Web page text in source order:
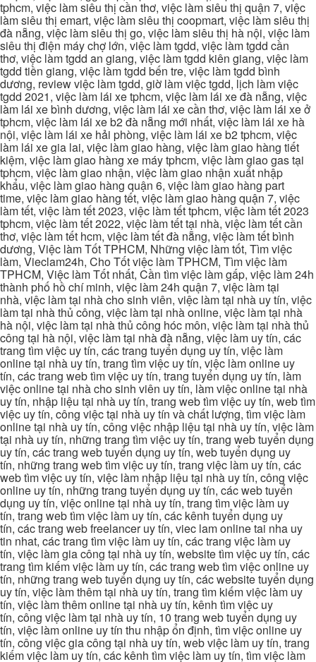
tphcm, việc làm siêu thị cần thơ, việc làm siêu thị quận 7, việc
làm siêu thị emart, việc làm siêu thị coopmart, việc làm siêu thị
đà nẵng, việc làm siêu thị go, việc làm siêu thị hà nội, việc làm
siêu thị điện máy chợ lớn, việc làm tgdd, việc làm tgdd cần
thơ, việc làm tgdd an giang, việc làm tgdd kiên giang, việc làm
tgdd tiền giang, việc làm tgdd bến tre, việc làm tgdd bình
dương, review việc làm tgdd, giờ làm việc tgdd, lịch làm việc
tgdd 2021, việc làm lái xe tphcm, việc làm lái xe đà nẵng, việc
làm lái xe bình dương, việc làm lái xe cần thơ, việc làm lái xe ở
tphcm, việc làm lái xe b2 đà nẵng mới nhất, việc làm lái xe hà
nội, việc làm lái xe hải phòng, việc làm lái xe b2 tphcm, việc
làm lái xe gia lai, việc làm giao hàng, việc làm giao hàng tiết
kiệm, việc làm giao hàng xe máy tphcm, việc làm giao gas tại
tphcm, việc làm giao nhận, việc làm giao nhận xuất nhập
khẩu, việc làm giao hàng quận 6, việc làm giao hàng part
time, việc làm giao hàng tết, việc làm giao hàng quận 7, việc
làm tết, việc làm tết 2023, việc làm tết tphcm, việc làm tết 2023
tphcm, việc làm tết 2022, việc làm tết tại nhà, việc làm tết cần
thơ, việc làm tết hcm, việc làm tết đà nẵng, việc làm tết bình
dương, Việc làm Tốt TPHCM, Những việc làm tốt, Tìm việc
làm, Vieclam24h, Cho Tốt việc làm TPHCM, Tìm việc làm
TPHCM, Việc làm Tốt nhất, Cần tìm việc làm gấp, việc làm 24h
thành phố hồ chí minh, việc làm 24h quận 7, việc làm tại
nhà, việc làm tại nhà cho sinh viên, việc làm tại nhà uy tín, việc
làm tại nhà thủ công, việc làm tại nhà online, việc làm tại nhà
hà nội, việc làm tại nhà thủ công hóc môn, việc làm tại nhà thủ
công tại hà nội, việc làm tại nhà đà nẵng, việc làm uy tín, các
trang tìm việc uy tín, các trang tuyển dụng uy tín, việc làm
online tại nhà uy tín, trang tìm việc uy tín, việc làm online uy
tín, các trang web tìm việc uy tín, trang tuyển dụng uy tín, làm
việc online tại nhà cho sinh viên uy tín, làm việc online tại nhà
uy tín, nhập liệu tại nhà uy tín, trang web tìm việc uy tín, web tìm
việc uy tín, công việc tại nhà uy tín và chất lượng, tìm việc làm
online tại nhà uy tín, công việc nhập liệu tại nhà uy tín, việc làm
tại nhà uy tín, những trang tìm việc uy tín, trang web tuyển dụng
uy tín, các trang web tuyển dụng uy tín, web tuyển dụng uy
tín, những trang web tìm việc uy tín, trang việc làm uy tín, các
web tìm việc uy tín, việc làm nhập liệu tại nhà uy tín, công việc
online uy tín, những trang tuyển dụng uy tín, các web tuyển
dụng uy tín, việc online tại nhà uy tín, trang tìm việc làm uy
tín, trang web tìm việc làm uy tín, các kênh tuyển dụng uy
tín, các trang web freelancer uy tín, viec lam online tai nha uy
tin nhat, các trang tìm việc làm uy tín, các trang việc làm uy
tín, việc làm gia công tại nhà uy tín, website tìm việc uy tín, các
trang tìm kiếm việc làm uy tín, các trang web tìm việc online uy
tín, những trang web tuyển dụng uy tín, các website tuyển dụng
uy tín, việc làm thêm tại nhà uy tín, trang tìm kiếm việc làm uy
tín, việc làm thêm online tại nhà uy tín, kênh tìm việc uy
tín, công việc làm tại nhà uy tín, 10 trang web tuyển dụng uy
tín, việc làm online uy tín thu nhập ổn định, tìm việc online uy
tín, công việc gia công tại nhà uy tín, web việc làm uy tín, trang
kiếm việc làm uy tín, các kênh tìm việc làm uy tín, tìm việc làm